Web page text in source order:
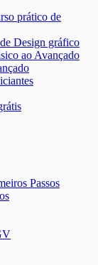
Design gráfico